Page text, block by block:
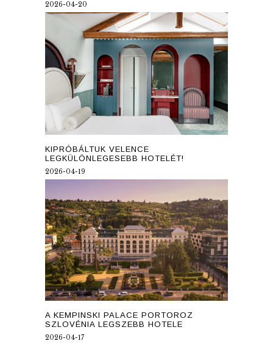
2026-04-20
KIPRÓBÁLTUK VELENCE
LEGKÜLÖNLEGESEBB HOTELÉT!
2026-04-19
A KEMPINSKI PALACE PORTOROZ
SZLOVÉNIA LEGSZEBB HOTELE
2026-04-17